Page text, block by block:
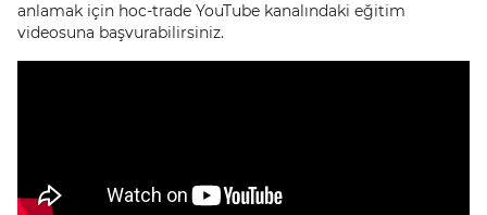
anlamak için hoc-trade YouTube kanalındaki eğitim
videosuna başvurabilirsiniz.